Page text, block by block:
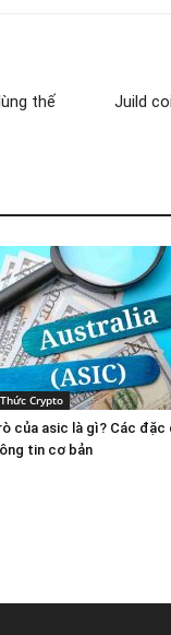
thế
Juild
Crypto
của asic là gì? Các đặc
tin cơ bản